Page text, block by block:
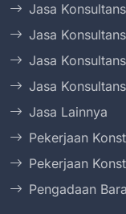
Jasa
Jasa
Jasa
Jasa
Jasa Lainnya
Pekerjaan
Pekerjaan
Pengadaan